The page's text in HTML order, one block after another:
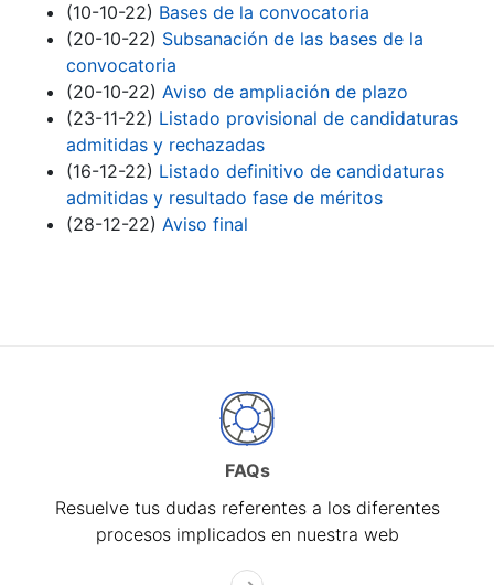
(10-10-22) Bases de la convocatoria
(20-10-22) Subsanación de las bases de la
convocatoria
(20-10-22) Aviso de ampliación de plazo
(23-11-22) Listado provisional de candidaturas
admitidas y rechazadas
(16-12-22) Listado definitivo de candidaturas
admitidas y resultado fase de méritos
(28-12-22) Aviso final
FAQs
Resuelve tus dudas referentes a los diferentes
procesos implicados en nuestra web